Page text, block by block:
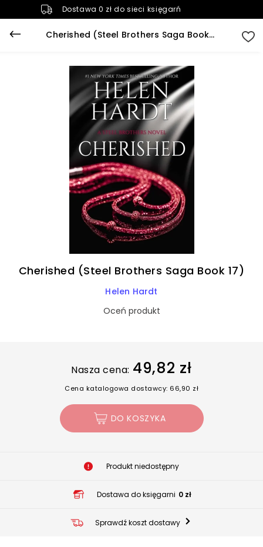
Dostawa 0 zł do sieci księgarń
Cherished (Steel Brothers Saga Book 17)
Cherished (Steel Brothers Saga Book 17)
Helen Hardt
Oceń produkt
Nasza cena: 49,82 zł
Cena katalogowa dostawcy: 66,90 zł
DO KOSZYKA
Produkt niedostępny
Dostawa do księgarni 0 zł
Sprawdź koszt dostawy